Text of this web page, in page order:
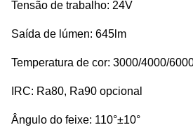
Tensão de trabalho: 24V
Saída de lúmen: 645lm
Temperatura de cor: 3000/4000/
IRC: Ra80, Ra90 opcional
Ângulo do feixe: 110°±10°